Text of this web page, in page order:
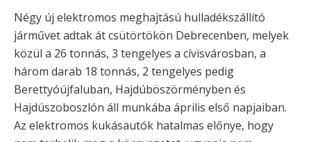
Négy új elektromos meghajtású hulladékszállító
járművet adtak át csütörtökön Debrecenben, melyek
közül a 26 tonnás, 3 tengelyes a cívisvárosban, a
három darab 18 tonnás, 2 tengelyes pedig
Berettyóújfaluban, Hajdúböszörményben és
Hajdúszoboszlón áll munkába április első napjaiban.
Az elektromos kukásautók hatalmas előnye, hogy